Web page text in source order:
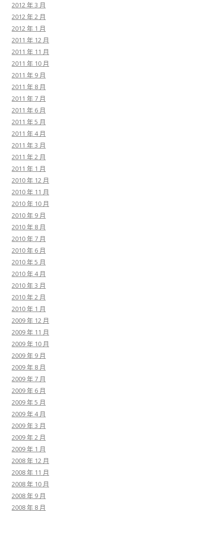
2012 年 3 月
2012 年 2 月
2012 年 1 月
2011 年 12 月
2011 年 11 月
2011 年 10 月
2011 年 9 月
2011 年 8 月
2011 年 7 月
2011 年 6 月
2011 年 5 月
2011 年 4 月
2011 年 3 月
2011 年 2 月
2011 年 1 月
2010 年 12 月
2010 年 11 月
2010 年 10 月
2010 年 9 月
2010 年 8 月
2010 年 7 月
2010 年 6 月
2010 年 5 月
2010 年 4 月
2010 年 3 月
2010 年 2 月
2010 年 1 月
2009 年 12 月
2009 年 11 月
2009 年 10 月
2009 年 9 月
2009 年 8 月
2009 年 7 月
2009 年 6 月
2009 年 5 月
2009 年 4 月
2009 年 3 月
2009 年 2 月
2009 年 1 月
2008 年 12 月
2008 年 11 月
2008 年 10 月
2008 年 9 月
2008 年 8 月